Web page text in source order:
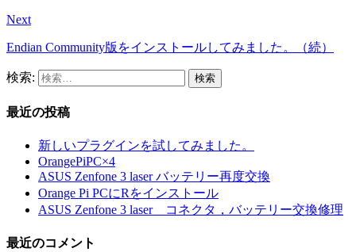
Next
Endian Community版をインストールしてみました。（続）
検索:
最近の投稿
新しいプラグインを試してみました。
OrangePiPC×4
ASUS Zenfone 3 laser バッテリー再度交換
Orange Pi PCにRをインストール
ASUS Zenfone 3 laser コネクタ，バッテリー交換修理
最近のコメント